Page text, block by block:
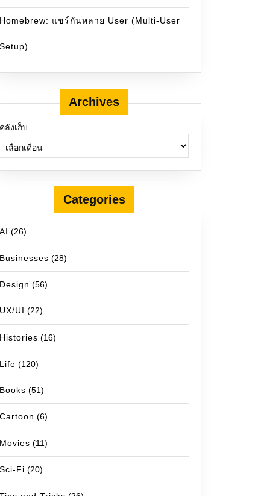
Homebrew: แชร์กันหลาย User (Multi-User
Setup)
Archives
คลังเก็บ
Categories
AI (26)
Businesses (28)
Design (56)
UX/UI (22)
Histories (16)
Life (120)
Books (51)
Cartoon (6)
Movies (11)
Sci-Fi (20)